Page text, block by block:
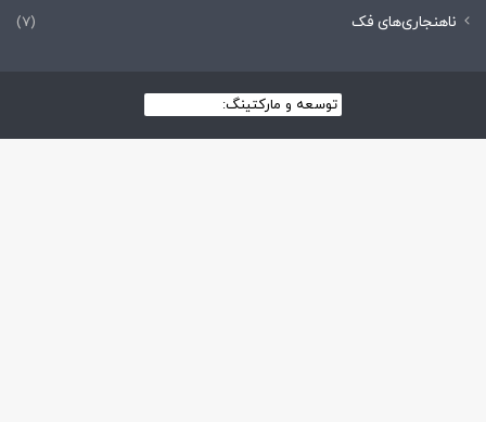
ناهنجاری‌های فک
(7)
توسعه و مارکتینگ: